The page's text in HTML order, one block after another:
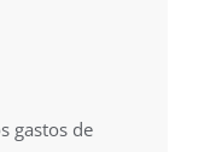
gastos de